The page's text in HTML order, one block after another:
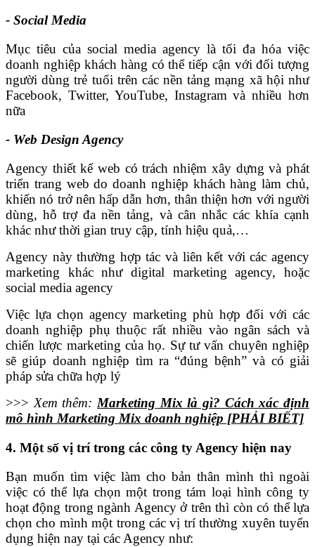
- Social Media
Mục tiêu của social media agency là tối đa hóa việc
doanh nghiệp khách hàng có thể tiếp cận với đối tượng
người dùng trẻ tuổi trên các nền tảng mạng xã hội như
Facebook, Twitter, YouTube, Instagram và nhiều hơn
nữa
- Web Design Agency
Agency thiết kế web có trách nhiệm xây dựng và phát
triển trang web do doanh nghiệp khách hàng làm chủ,
khiến nó trở nên hấp dẫn hơn, thân thiện hơn với người
dùng, hỗ trợ đa nền tảng, và cân nhắc các khía cạnh
khác như thời gian truy cập, tính hiệu quả,…
Agency này thường hợp tác và liên kết với các agency
marketing khác như digital marketing agency, hoặc
social media agency
Việc lựa chọn agency marketing phù hợp đối với các
doanh nghiệp phụ thuộc rất nhiều vào ngân sách và
chiến lược marketing của họ. Sự tư vấn chuyên nghiệp
sẽ giúp doanh nghiệp tìm ra “đúng bệnh” và có giải
pháp sửa chữa hợp lý
>>> Xem thêm: Marketing Mix là gì? Cách xác định
mô hình Marketing Mix doanh nghiệp [PHẢI BIẾT]
4. Một số vị trí trong các công ty Agency hiện nay
Bạn muốn tìm việc làm cho bản thân mình thì ngoài
việc có thể lựa chọn một trong tám loại hình công ty
hoạt động trong ngành Agency ở trên thì còn có thể lựa
chọn cho mình một trong các vị trí thường xuyên tuyển
dụng hiện nay tại các Agency như: